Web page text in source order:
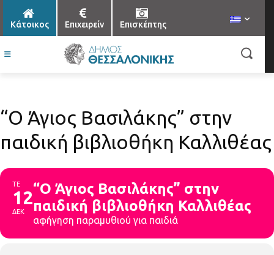
Κάτοικος Επιχειρείν Επισκέπτης
“Ο Άγιος Βασιλάκης” στην
παιδική βιβλιοθήκη Καλλιθέας
ΤΕ
12
ΔΕΚ
“Ο Άγιος Βασιλάκης” στην
παιδική βιβλιοθήκη Καλλιθέας
αφήγηση παραμυθιού για παιδιά